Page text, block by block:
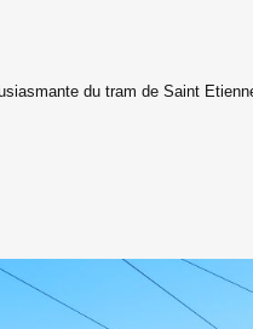
du tram de Saint